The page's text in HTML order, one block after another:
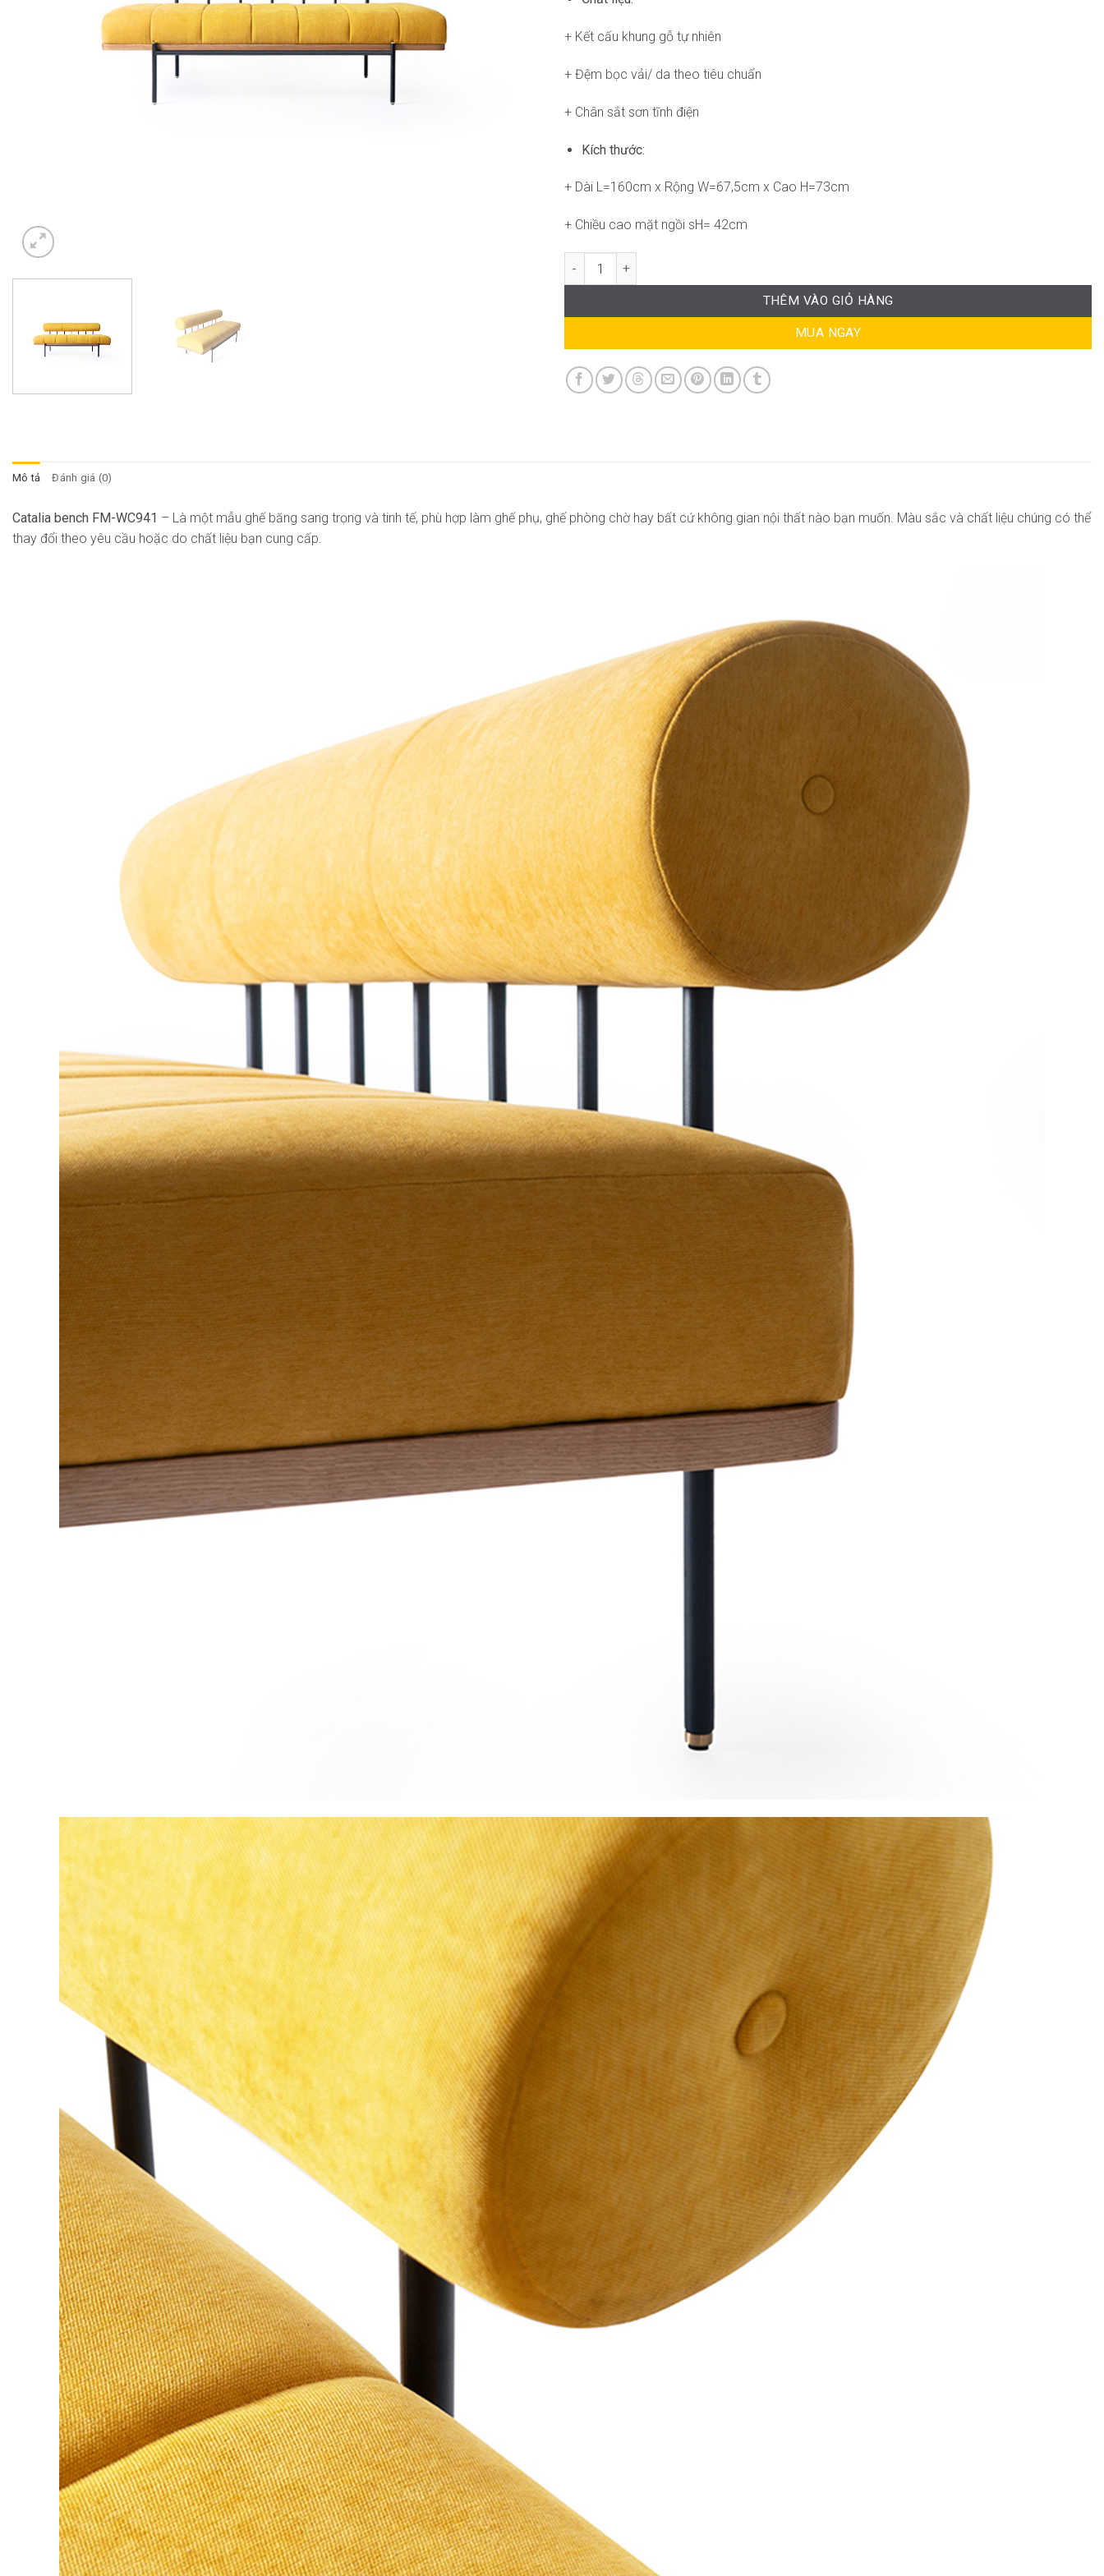
+ Kết cấu khung gỗ tự nhiên
+ Đệm bọc vải/ da theo tiêu chuẩn
+ Chân sắt sơn tĩnh điện
Kích thước:
+ Dài L=160cm x Rộng W=67,5cm x Cao H=73cm
+ Chiều cao mặt ngồi sH= 42cm
Catalia bench B-WC941 số lượng
THÊM VÀO GIỎ HÀNG
MUA NGAY
Mô tả Đánh giá (0)
Catalia bench FM-WC941 – Là một mẫu ghế băng sang trọng và tinh tế, phù hợp làm ghế phụ, ghế phòng chờ hay bất cứ không gian nội thất nào bạn muốn. Màu sắc và chất liệu chúng có thể
thay đổi theo yêu cầu hoặc do chất liệu bạn cung cấp.